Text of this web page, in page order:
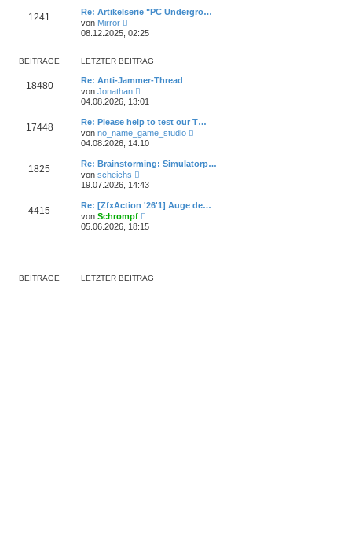
r
B
e
i
a
s
e
e
t
r
a
1241
Re: Artikelserie "PC Undergro…
von Mirror
e
s
e
B
e
t
r
a
08.12.2025, 02:25
BEITRÄGE LETZTER BEITRAG
18480
Re: Anti-Jammer-Thread
von Jonathan
e
s
t
e
B
i
r
a
g
04.08.2026, 13:01
17448
Re: Please help to test our T…
von no_name_game_studio
s
B
04.08.2026, 14:10
1825
Re: Brainstorming: Simulatorp…
von scheichs
e
s
e
t
19.07.2026, 14:43
4415
Re: [ZfxAction '26'1] Auge de…
von Schrompf
e
r
05.06.2026, 18:15
BEITRÄGE LETZTER BEITRAG